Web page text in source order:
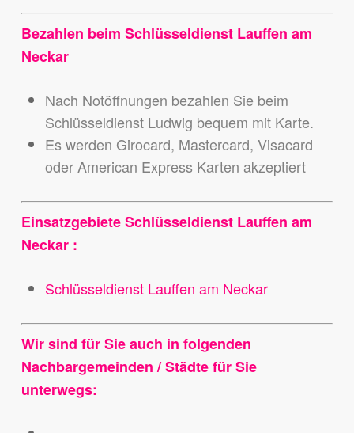
Bezahlen beim Schlüsseldienst Lauffen am
Neckar
Nach Notöffnungen bezahlen Sie beim
Schlüsseldienst Ludwig bequem mit Karte.
Es werden Girocard, Mastercard, Visacard
oder American Express Karten akzeptiert
Einsatzgebiete Schlüsseldienst Lauffen am
Neckar :
Schlüsseldienst Lauffen am Neckar
Wir sind für Sie auch in folgenden
Nachbargemeinden / Städte für Sie
unterwegs: